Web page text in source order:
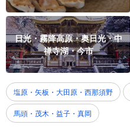
日光・霧降高原・奥日光・中
禅寺湖・今市
塩原・矢板・大田原・西那須野
馬頭・茂木・益子・真岡